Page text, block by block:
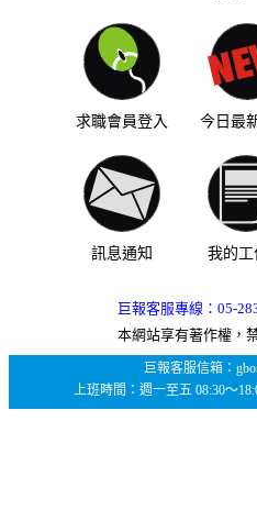
求職會員登入 今日最
訊息通知 我的工
巨報客服專線： 05-
本網站享有著作權，
巨報客服信箱：
上班時間：週一至五 08:30～